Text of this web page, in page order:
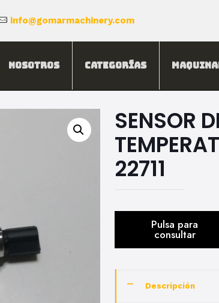
info@gomarmachinery.com
Nosotros Categorías
SENSOR
22711
Descripción